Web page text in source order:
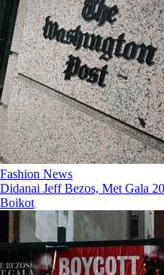
Fashion News
Didanai Jeff Bezos, Met Gala
Boikot